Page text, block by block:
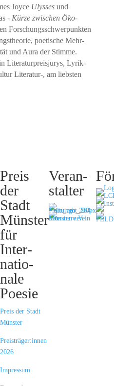
Joyce Ulyssesund
- Kürze zwischen Öko­
Forschungs­schwer­punkten
poetische Mehr­
und Aura der Stimme.
Literatur­preisjurys, Lyrik­
Literatur-, am liebsten
Preis
der
Stadt
Münster
für
Inter­
natio­
nale
Poesie
Preis der Stadt
Münster
Preisträger:innen
2026
Impressum
Veran­
stalter